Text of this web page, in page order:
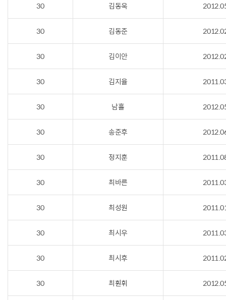
30 김동욱
30 김동준
30 김이안
30 김지율
30 남휼
30 송준후
30 정지훈
30 최바른
30 최성원
30 최시우
30 최시후
30 최훤휘